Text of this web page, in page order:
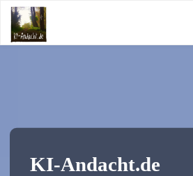
Zum
Inhalt
springen
KI-Andacht.de